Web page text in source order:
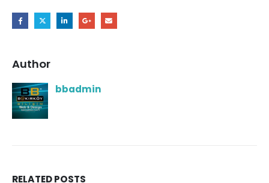
Author
bbadmin
RELATEDPOSTS